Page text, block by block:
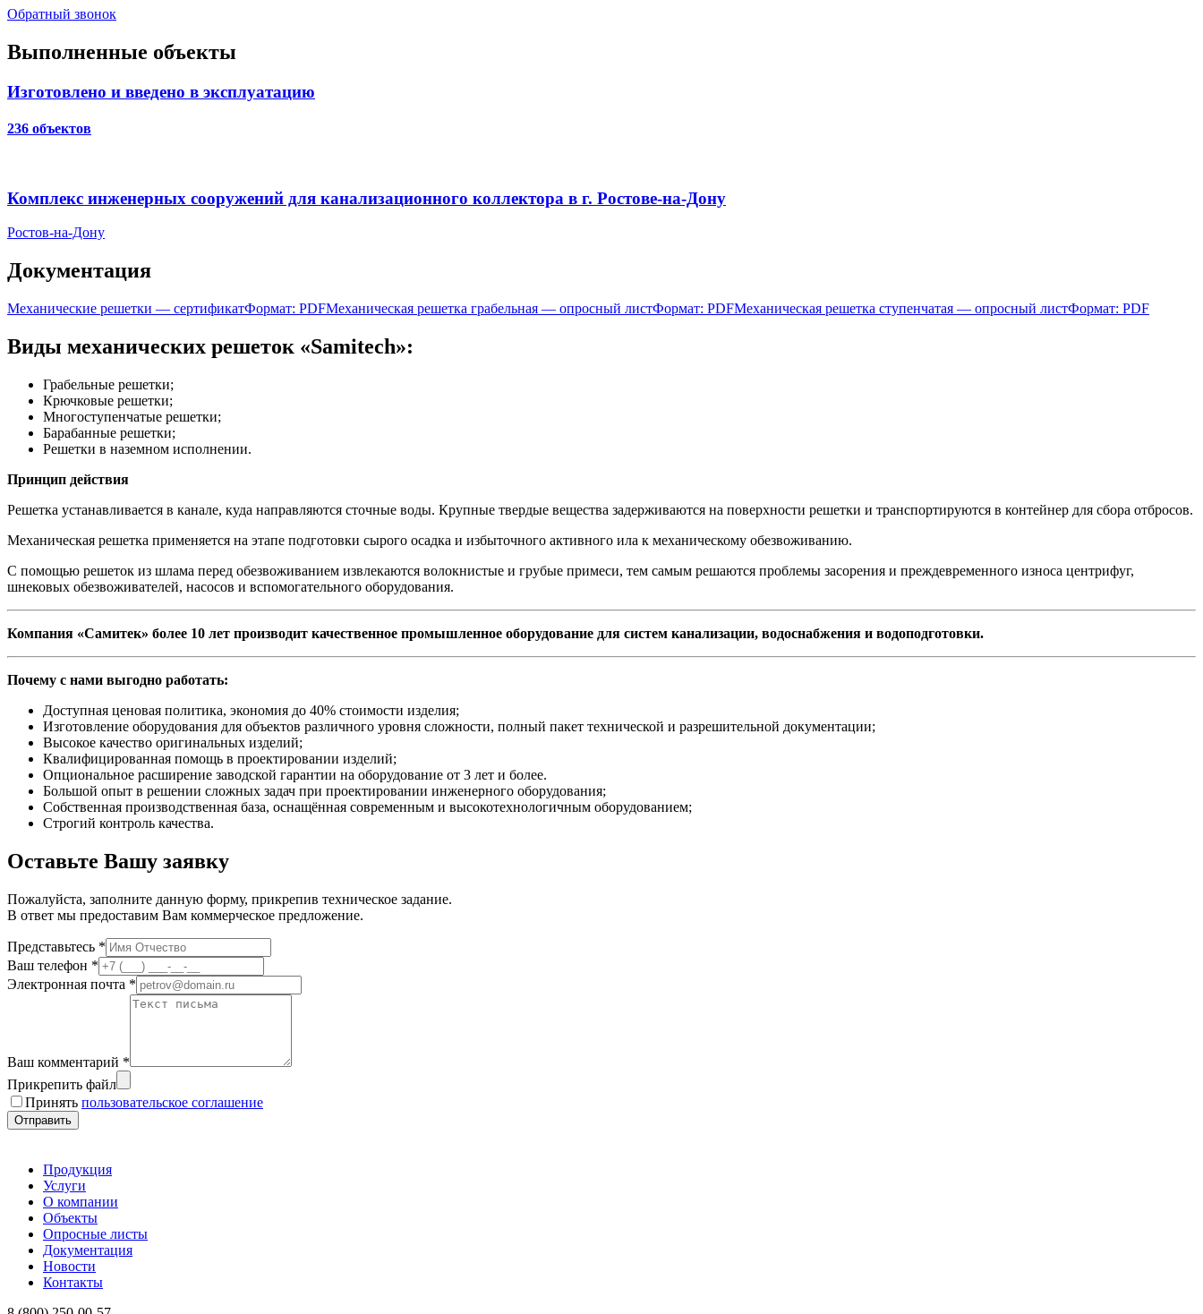
Обратный звонок
Выполненные объекты
Изготовлено и введено в эксплуатацию
236 объектов
Комплекс инженерных сооружений для канализационного коллектора в г. Ростове-на-Дону
Ростов-на-Дону
Документация
Механические решетки — сертификатФормат: PDFМеханическая решетка грабельная — опросный листФормат: PDFМеханическая решетка ступенчатая — опросный листФормат: PDF
Виды механических решеток «Samitech»:
Грабельные решетки;
Крючковые решетки;
Многоступенчатые решетки;
Барабанные решетки;
Решетки в наземном исполнении.
Принцип действия
Решетка устанавливается в канале, куда направляются сточные воды. Крупные твердые вещества задерживаются на поверхности решетки и транспортируются в контейнер для сбора отбросов.
Механическая решетка применяется на этапе подготовки сырого осадка и избыточного активного ила к механическому обезвоживанию.
С помощью решеток из шлама перед обезвоживанием извлекаются волокнистые и грубые примеси, тем самым решаются проблемы засорения и преждевременного износа центрифуг,
шнековых обезвоживателей, насосов и вспомогательного оборудования.
Компания «Самитек» более 10 лет производит качественное промышленное оборудование для систем канализации, водоснабжения и водоподготовки.
Почему с нами выгодно работать:
Доступная ценовая политика, экономия до 40% стоимости изделия;
Изготовление оборудования для объектов различного уровня сложности, полный пакет технической и разрешительной документации;
Высокое качество оригинальных изделий;
Квалифицированная помощь в проектировании изделий;
Опциональное расширение заводской гарантии на оборудование от 3 лет и более.
Большой опыт в решении сложных задач при проектировании инженерного оборудования;
Собственная производственная база, оснащённая современным и высокотехнологичным оборудованием;
Строгий контроль качества.
Оставьте Вашу заявку
Пожалуйста, заполните данную форму, прикрепив техническое задание.
В ответ мы предоставим Вам коммерческое предложение.
Представьтесь *
Ваш телефон *
Электронная почта *
Ваш комментарий *
Прикрепить файл
Принять пользовательское соглашение
Отправить
Продукция
Услуги
О компании
Объекты
Опросные листы
Документация
Новости
Контакты